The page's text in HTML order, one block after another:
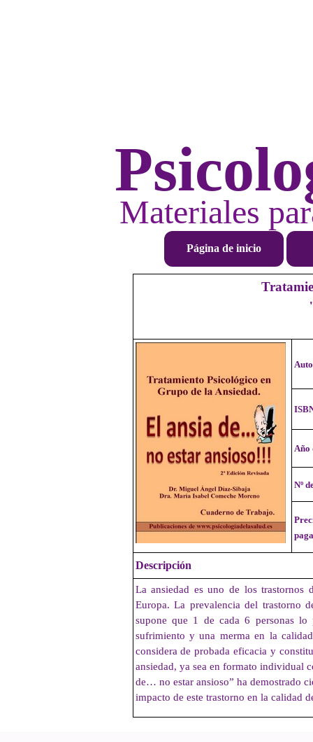
Página de inicio
Materiales
Año
Nº
Descripción
La ansiedad es uno de los trastornos
Europa. La prevalencia del trastorno
supone que 1 de cada 6 personas lo
sufrimiento y una merma en la
considera de probada eficacia y
ansiedad, ya sea en formato individual
de… no estar ansioso” ha demostrado
impacto de este trastorno en la calidad